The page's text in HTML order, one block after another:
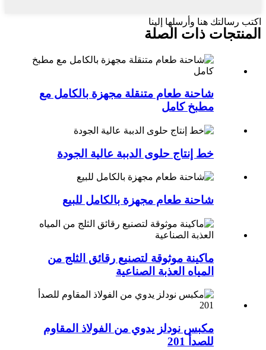
اكتب رسالتك هنا وأرسلها إلينا
المنتجات ذات الصلة
شاحنة طعام متنقلة مجهزة بالكامل مع
مطبخ كامل
خط إنتاج حلوى الدببة عالية الجودة
شاحنة طعام مجهزة بالكامل للبيع
ماكينة موثوقة لتصنيع رقائق الثلج من
المياه العذبة الصناعية
مكبس نودلز يدوي من الفولاذ المقاوم
للصدأ 201